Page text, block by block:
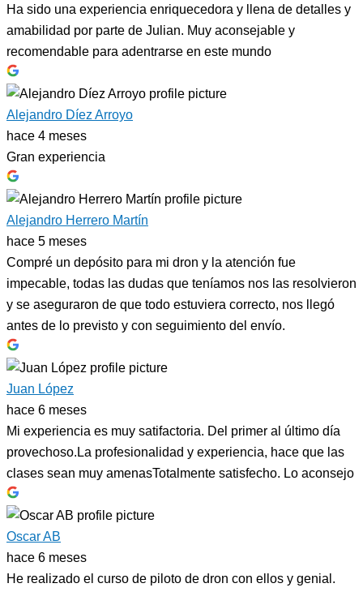
Ha sido una experiencia enriquecedora y llena de detalles y
amabilidad por parte de Julian. Muy aconsejable y
recomendable para adentrarse en este mundo
Alejandro Díez Arroyo
hace 4 meses
Gran experiencia
Alejandro Herrero Martín
hace 5 meses
Compré un depósito para mi dron y la atención fue
impecable, todas las dudas que teníamos nos las resolvieron
y se aseguraron de que todo estuviera correcto, nos llegó
antes de lo previsto y con seguimiento del envío.
Juan López
hace 6 meses
Mi experiencia es muy satifactoria. Del primer al último día
provechoso.La profesionalidad y experiencia, hace que las
clases sean muy amenasTotalmente satisfecho. Lo aconsejo
Oscar AB
hace 6 meses
He realizado el curso de piloto de dron con ellos y genial.